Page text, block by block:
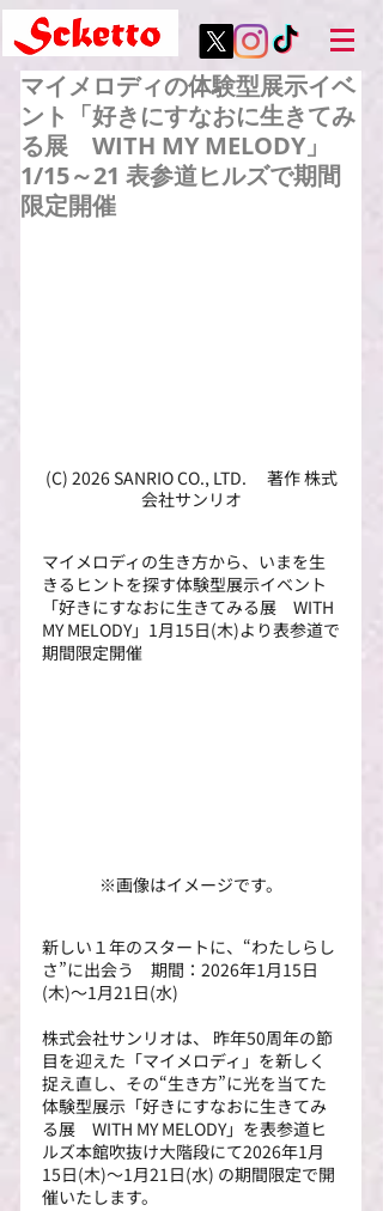
マイメロディの体験型展示イベ
ント「好きにすなおに生きてみ
る展 WITH MY MELODY」
1/15～21 表参道ヒルズで期間
限定開催
(C) 2026 SANRIO CO., LTD. 　著作 株式
会社サンリオ
マイメロディの生き方から、いまを生
きるヒントを探す体験型展示イベント
「好きにすなおに生きてみる展　WITH
MY MELODY」1月15日(木)より表参道で
期間限定開催
※画像はイメージです。
新しい１年のスタートに、“わたしらし
さ”に出会う　期間：2026年1月15日
(木)～1月21日(水)
株式会社サンリオは、 昨年50周年の節
目を迎えた「マイメロディ」を新しく
捉え直し、その“生き方”に光を当てた
体験型展示「好きにすなおに生きてみ
る展　WITH MY MELODY」を表参道ヒ
ルズ本館吹抜け大階段にて2026年1月
15日(木)～1月21日(水) の期間限定で開
催いたします。